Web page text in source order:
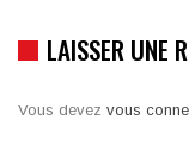
LAISSER UNE
Vous devez vous